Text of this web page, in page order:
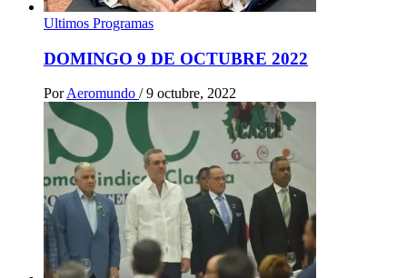
Ultimos Programas
DOMINGO 9 DE OCTUBRE 2022
Por Aeromundo / 9 octubre, 2022